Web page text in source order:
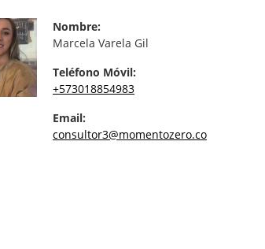
Nombre:
Marcela Varela Gil
Teléfono Móvil:
+573018854983
Email:
consultor3@momentozero.co